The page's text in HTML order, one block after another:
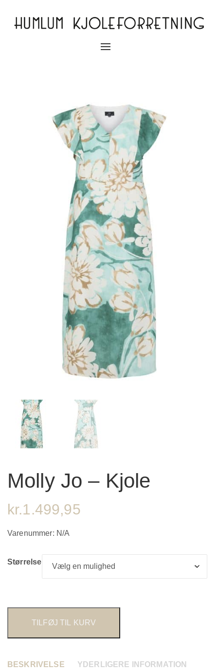
Slå
Molly Jo – Kjole
kr.1.499,95
Varenummer: N/A
Størrelse
TILFØJ TIL KURV
BESKRIVELSE YDERLIGERE INFORMATION